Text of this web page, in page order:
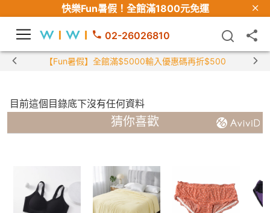
快樂Fun暑假！ 全館滿1800元免運
02-26026810
【Fun暑假】全館滿$5000輸入優惠碼再折$500
目前這個目錄底下沒有任何資料
猜你喜歡